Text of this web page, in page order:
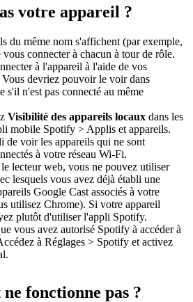
votre appareil ?
du même nom s'affichent (par exemple,
vous connecter à chacun à tour de rôle.
à l'appareil à l'aide de vos
devriez pouvoir le voir dans
s'il n'est pas connecté au même
Visibilité des appareils locaux dans les
mobile Spotify > Applis et appareils.
de voir les appareils qui ne sont
à votre réseau Wi-Fi.
lecteur web, vous ne pouvez utiliser
lesquels vous avez déjà établi une
Google Cast associés à votre
utilisez Chrome). Si votre appareil
plutôt d'utiliser l'appli Spotify.
vous avez autorisé Spotify à accéder à
à Réglages > Spotify et activez
fonctionne pas ?